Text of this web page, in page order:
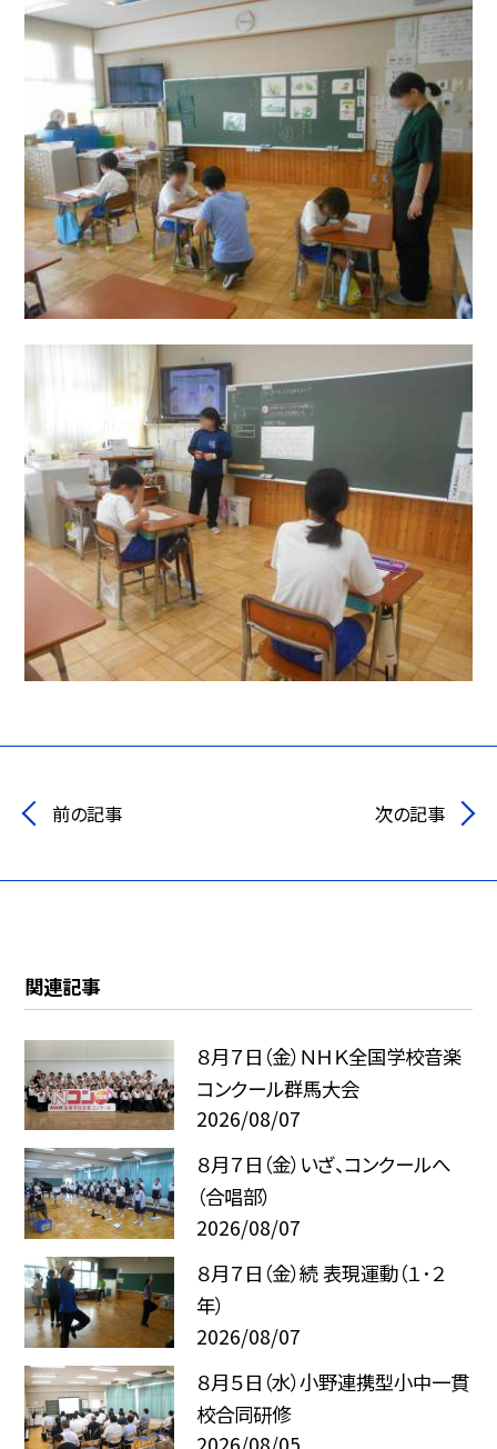
前の記事 次の記事
関連記事
８月７日（金）ＮＨＫ全国学校音楽
コンクール群馬大会
2026/08/07
８月７日（金）いざ、コンクールへ
（合唱部）
2026/08/07
８月７日（金）続 表現運動（１･２
年）
2026/08/07
８月５日（水）小野連携型小中一貫
校合同研修